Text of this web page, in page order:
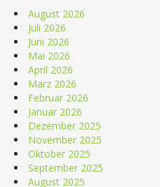
August 2026
Juli 2026
Juni 2026
Mai 2026
April 2026
März 2026
Februar 2026
Januar 2026
Dezember 2025
November 2025
Oktober 2025
September 2025
August 2025